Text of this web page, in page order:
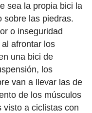
sea la propia bici la
sobre las piedras.
o inseguridad
afrontar los
una bici de
los
van a llevar las de
de los músculos
visto a ciclistas con